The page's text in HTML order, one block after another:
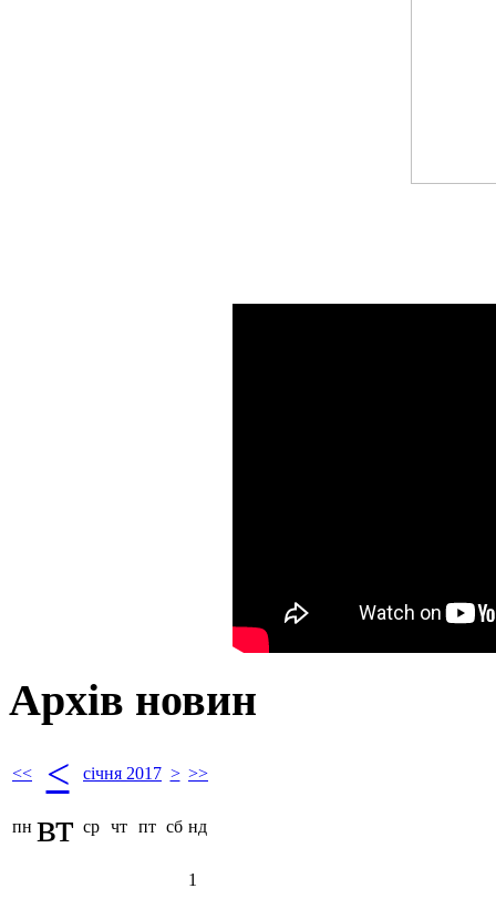
Архів новин
<< < січня 2017 > >>
пн вт ср чт пт сб нд
1